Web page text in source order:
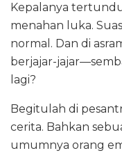
Kepalanya
menahan luka.
normal. Dan di
berjajar-
lagi?
Begitulah di
cerita. Bahkan
umumnya orang